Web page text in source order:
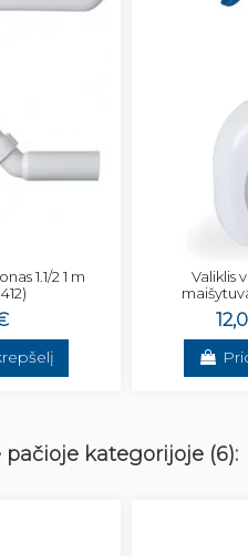
1.1/2 1 m
Valiklis
kategorijoje (6):